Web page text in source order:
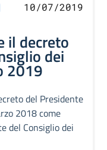
10/07/2019
il decreto
dei
2019
del Presidente
2018 come
del Consiglio dei